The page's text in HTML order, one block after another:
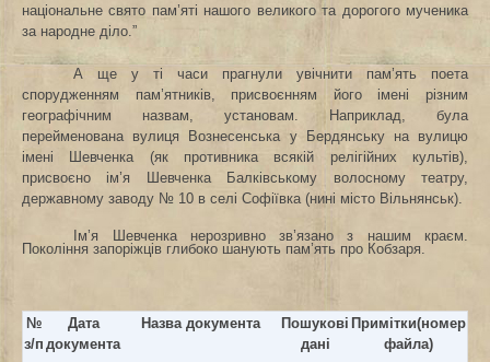
національне свято пам’яті нашого великого та дорогого мученика
за народне діло.”
А ще у ті часи прагнули увічнити пам’ять поета
спорудженням пам’ятників, присвоєнням його імені різним
географічним назвам, установам. Наприклад, була
перейменована вулиця Вознесенська у Бердянську на вулицю
імені Шевченка (як противника всякій релігійних культів),
присвоєно ім’я Шевченка Балківському волосному театру,
державному заводу № 10 в селі Софіївка (нині місто Вільнянськ).
Ім’я Шевченка нерозривно зв’язано з нашим краєм.
Покоління запоріжців глибоко шанують пам’ять про Кобзаря.
№
з/п
Дата
документа
Назва документа
Пошукові
дані
Примітки(номер
файла)